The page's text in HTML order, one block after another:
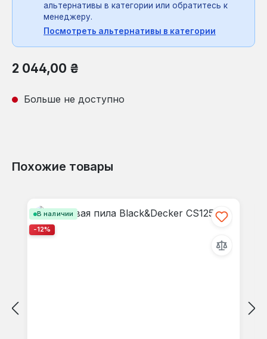
альтернативы в категории или обратитесь к
менеджеру.
Посмотреть альтернативы в категории
Обычная цена:
2 044,00 ₴
Больше не доступно
Похожие товары
В наличии
-12%